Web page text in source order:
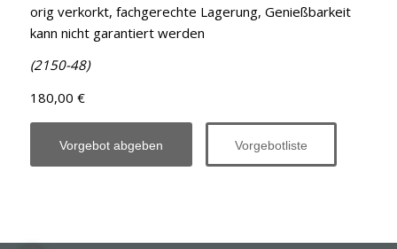
orig verkorkt, fachgerechte Lagerung, Genießbarkeit
kann nicht garantiert werden
(2150-48)
180,00 €
Vorgebot abgeben Vorgebotliste